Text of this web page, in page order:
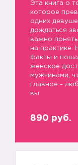
Эта книга о
которое
одних
дождаться
важно
на практике.
факты и
женское
мужчинами,
главное -
вы.
890 руб.